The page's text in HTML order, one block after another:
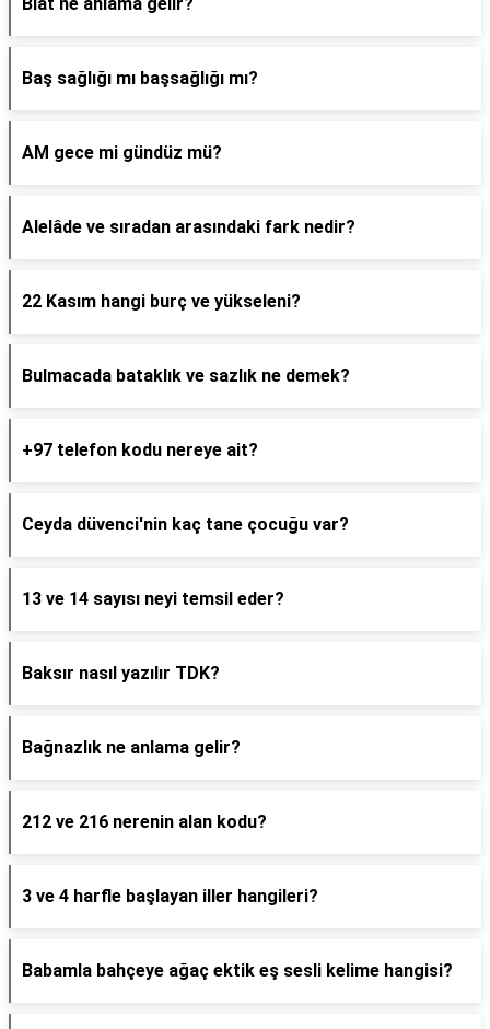
Baş sağlığı mı başsağlığı mı?
AM gece mi gündüz mü?
Alelâde ve sıradan arasındaki fark nedir?
22 Kasım hangi burç ve yükseleni?
Bulmacada bataklık ve sazlık ne demek?
+97 telefon kodu nereye ait?
Ceyda düvenci'nin kaç tane çocuğu var?
13 ve 14 sayısı neyi temsil eder?
Baksır nasıl yazılır TDK?
Bağnazlık ne anlama gelir?
212 ve 216 nerenin alan kodu?
3 ve 4 harfle başlayan iller hangileri?
Babamla bahçeye ağaç ektik eş sesli kelime hangisi?